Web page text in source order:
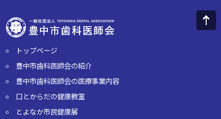
トップページ
豊中市歯科医師会の紹介
豊中市歯科医師会の医療事業内容
口とからだの健康教室
とよなか市民健康展